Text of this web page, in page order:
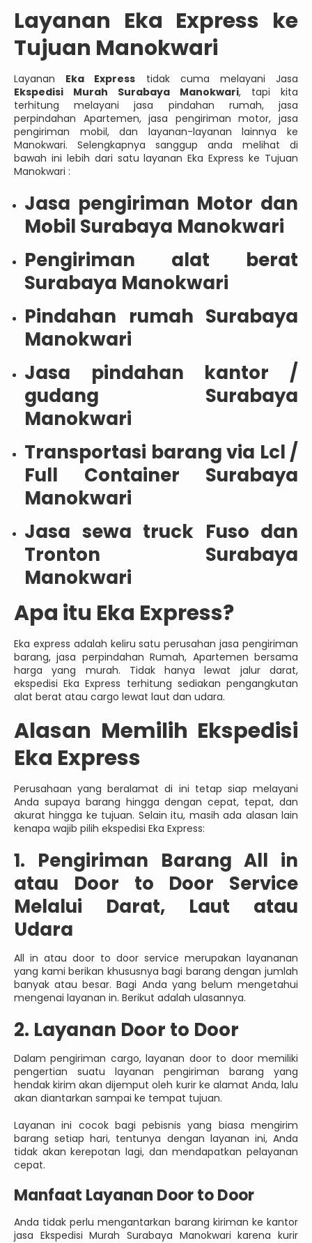
Layanan Eka Express ke
Tujuan Manokwari
Layanan Eka Express tidak cuma melayani Jasa
Ekspedisi Murah Surabaya Manokwari, tapi kita
terhitung melayani jasa pindahan rumah, jasa
perpindahan Apartemen, jasa pengiriman motor, jasa
pengiriman mobil, dan layanan-layanan lainnya ke
Manokwari. Selengkapnya sanggup anda melihat di
bawah ini lebih dari satu layanan Eka Express ke Tujuan
Manokwari :
Jasa pengiriman Motor dan
Mobil Surabaya Manokwari
Pengiriman alat berat
Surabaya Manokwari
Pindahan rumah Surabaya
Manokwari
Jasa pindahan kantor /
gudang Surabaya
Manokwari
Transportasi barang via Lcl /
Full Container Surabaya
Manokwari
Jasa sewa truck Fuso dan
Tronton Surabaya
Manokwari
Apa itu Eka Express?
Eka express adalah keliru satu perusahan jasa pengiriman
barang, jasa perpindahan Rumah, Apartemen bersama
harga yang murah. Tidak hanya lewat jalur darat,
ekspedisi Eka Express terhitung sediakan pengangkutan
alat berat atau cargo lewat laut dan udara.
Alasan Memilih Ekspedisi
Eka Express
Perusahaan yang beralamat di ini tetap siap melayani
Anda supaya barang hingga dengan cepat, tepat, dan
akurat hingga ke tujuan. Selain itu, masih ada alasan lain
kenapa wajib pilih ekspedisi Eka Express:
1. Pengiriman Barang All in
atau Door to Door Service
Melalui Darat, Laut atau
Udara
All in atau door to door service merupakan layananan
yang kami berikan khususnya bagi barang dengan jumlah
banyak atau besar. Bagi Anda yang belum mengetahui
mengenai layanan in. Berikut adalah ulasannya.
2. Layanan Door to Door
Dalam pengiriman cargo, layanan door to door memiliki
pengertian suatu layanan pengiriman barang yang
hendak kirim akan dijemput oleh kurir ke alamat Anda, lalu
akan diantarkan sampai ke tempat tujuan.
Layanan ini cocok bagi pebisnis yang biasa mengirim
barang setiap hari, tentunya dengan layanan ini, Anda
tidak akan kerepotan lagi, dan mendapatkan pelayanan
cepat.
Manfaat Layanan Door to Door
Anda tidak perlu mengantarkan barang kiriman ke kantor
jasa Ekspedisi Murah Surabaya Manokwari karena kurir